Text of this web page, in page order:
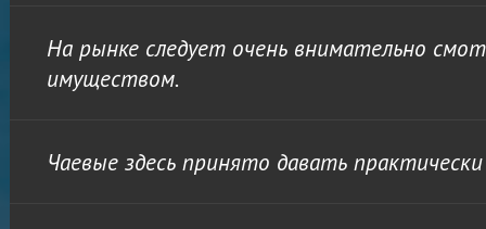
На рынке следует очень внимательно
имуществом.
Чаевые здесь принято давать практически